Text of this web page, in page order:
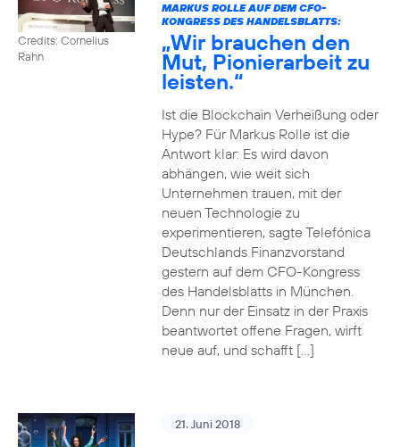
Credits: Cornelius
Rahn
MARKUS ROLLE AUF DEM CFO-
KONGRESS DES HANDELSBLATTS:
„Wir brauchen den
Mut, Pionierarbeit zu
leisten.“
Ist die Blockchain Verheißung oder
Hype? Für Markus Rolle ist die
Antwort klar: Es wird davon
abhängen, wie weit sich
Unternehmen trauen, mit der
neuen Technologie zu
experimentieren, sagte Telefónica
Deutschlands Finanzvorstand
gestern auf dem CFO-Kongress
des Handelsblatts in München.
Denn nur der Einsatz in der Praxis
beantwortet offene Fragen, wirft
neue auf, und schafft […]
21. Juni 2018